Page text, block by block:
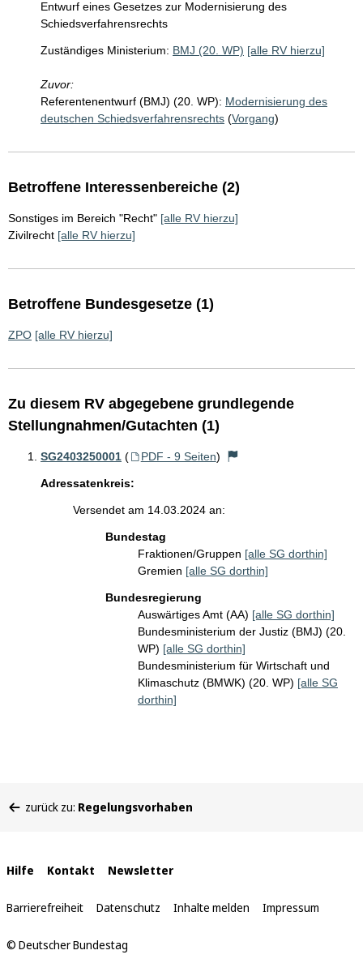
Entwurf eines Gesetzes zur Modernisierung des
Schiedsverfahrensrechts
Zuständiges Ministerium: BMJ (20. WP) [alle RV hierzu]
Zuvor:
Referentenentwurf (BMJ) (20. WP): Modernisierung des
deutschen Schiedsverfahrensrechts (Vorgang)
Betroffene Interessenbereiche (2)
Sonstiges im Bereich "Recht" [alle RV hierzu]
Zivilrecht [alle RV hierzu]
Betroffene Bundesgesetze (1)
ZPO [alle RV hierzu]
Zu diesem RV abgegebene grundlegende
Stellungnahmen/Gutachten (1)
SG2403250001 ( PDF - 9 Seiten)
Adressatenkreis:
Versendet am 14.03.2024 an:
Bundestag
Fraktionen/Gruppen [alle SG dorthin]
Gremien [alle SG dorthin]
Bundesregierung
Auswärtiges Amt (AA) [alle SG dorthin]
Bundesministerium der Justiz (BMJ) (20.
WP) [alle SG dorthin]
Bundesministerium für Wirtschaft und
Klimaschutz (BMWK) (20. WP) [alle SG
dorthin]
befinden
zurück zu: Regelungsvorhaben
Interne
Links
Hilfe Kontakt Newsletter
Barrierefreiheit Datenschutz Inhalte melden Impressum
© Deutscher Bundestag